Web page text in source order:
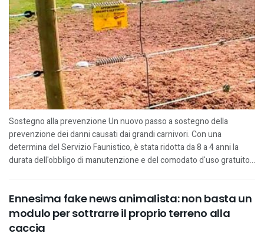
Sostegno alla prevenzione Un nuovo passo a sostegno della
prevenzione dei danni causati dai grandi carnivori. Con una
determina del Servizio Faunistico, è stata ridotta da 8 a 4 anni la
durata dell'obbligo di manutenzione e del comodato d'uso gratuito...
Ennesima fake news animalista: non basta un
modulo per sottrarre il proprio terreno alla
caccia